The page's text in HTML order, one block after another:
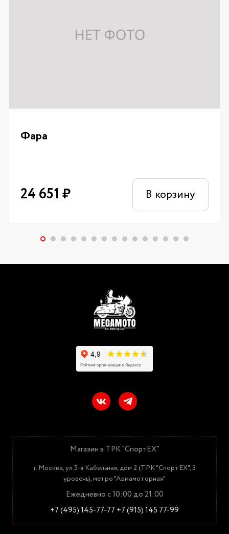
Фара
24 651 ₽ В корзину
Магазин в ТРК "СпортЕХ"
г. Москва, ул.5-я Кабельная, дом 2 (ТРК "СпортЕХ", 3
уровень), метро "Авиамоторная"
Ежедневно с 10:00 до 21:00
+7 (495) 145-77-77 +7 (915) 145 77-99